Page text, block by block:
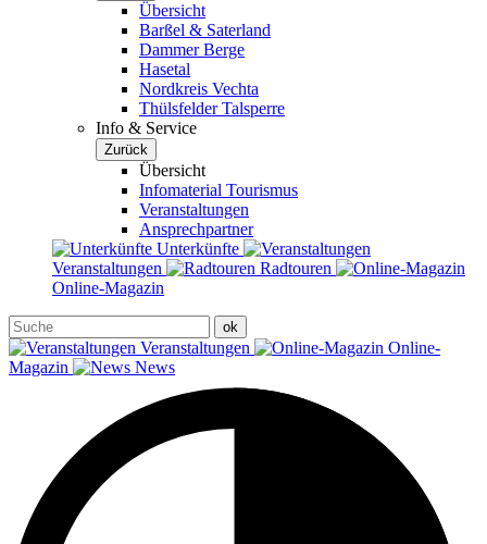
Übersicht
Barßel & Saterland
Dammer Berge
Hasetal
Nordkreis Vechta
Thülsfelder Talsperre
Info & Service
Zurück
Übersicht
Infomaterial Tourismus
Veranstaltungen
Ansprechpartner
Unterkünfte
Veranstaltungen
Radtouren
Online-Magazin
Veranstaltungen
Online-
Magazin
News